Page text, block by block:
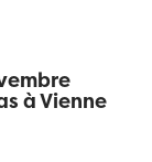
à Vienne